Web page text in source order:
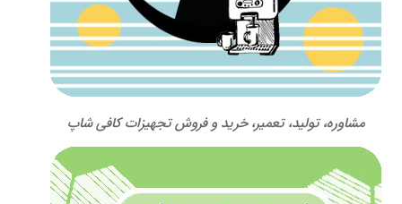
مشاوره، تولید، تعمیر، خرید و فروش تجهیزات کافی شاپ